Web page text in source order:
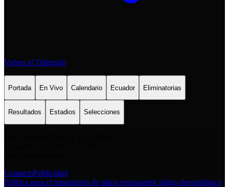
Volver al Telégrafo
Portada En Vivo Calendario Ecuador Eliminatorias
Resultados Estadios Selecciones
ContactoPublicidad
Política para el tratamiento de datos personalesCódigo deontológico